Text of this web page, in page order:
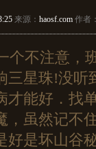
来源： haosf.com 作者
不注意，
三星珠!没听
才能好．找
，虽然记
好是坏山谷